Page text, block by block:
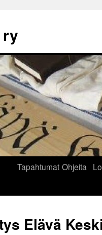
ry
Tapahtumat Ohjeita
Elävä